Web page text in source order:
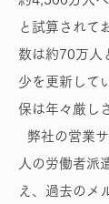
と試算されて
数は約70万人
少を更新して
保は年々厳し
弊社の営業
人の労働者派
え、過去のメ